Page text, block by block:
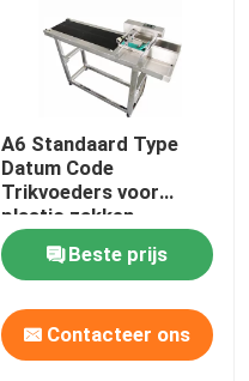
A6 Standaard Type
Datum Code
Trikvoeders voor
plastic zakken
Beste prijs
Contacteer ons